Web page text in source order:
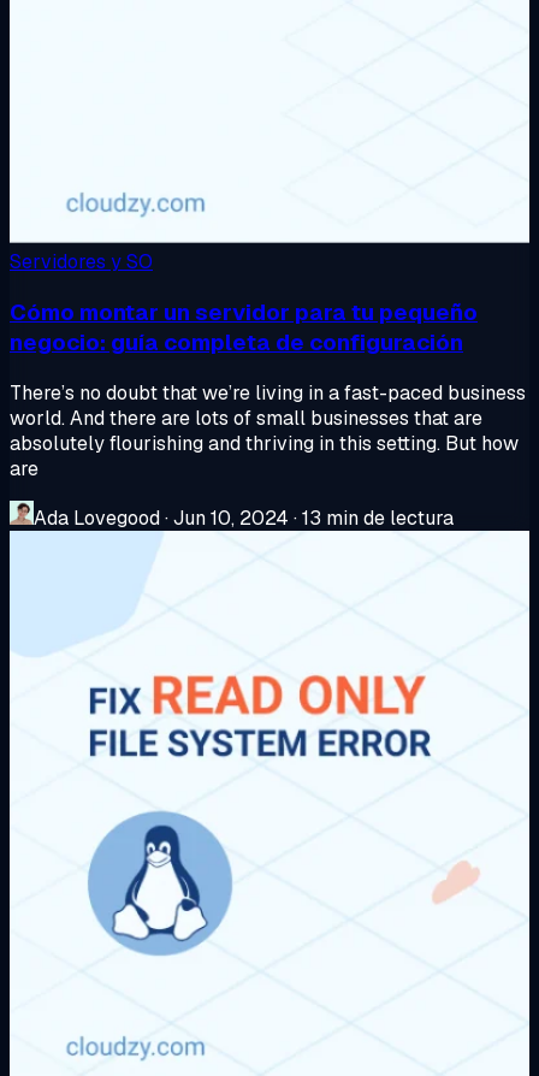
Servidores y SO
Cómo montar un servidor para tu pequeño
negocio: guía completa de configuración
There’s no doubt that we’re living in a fast-paced business
world. And there are lots of small businesses that are
absolutely flourishing and thriving in this setting. But how
are
Ada Lovegood·Jun 10, 2024 ·13 min de lectura